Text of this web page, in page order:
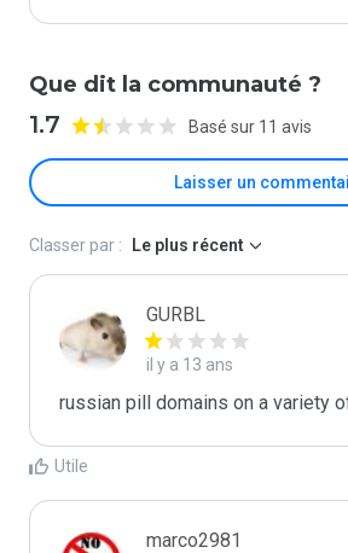
Que dit la communauté ?
1.7 Basé sur 11 avis
Laisser un
Classer par : Le plus récent
GURBL
il y a 13 ans
russian pill domains on a variety
Utile
marco2981